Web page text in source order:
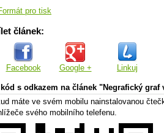
pro tisk
článek:
Facebook Google + Linkuj
kód s odkazem na článek "Negrafický graf
máte ve svém mobilu nainstalovanou
svého mobilního telefenu.